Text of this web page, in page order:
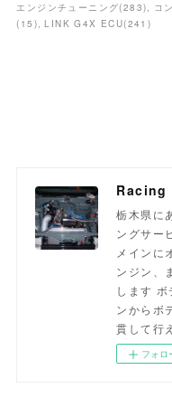
エンジンチューニング(283) コ
( 15 ) LINK G4X ECU(241 )
栃木県に
ングサー
メインに
ンジン、
します
ンからボ
貫して行
フォロ